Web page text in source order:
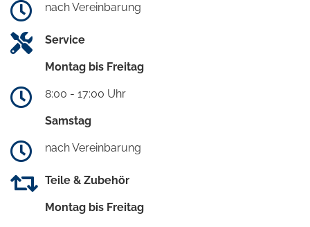
nach Vereinbarung
Service
Montag bis Freitag
8:00 - 17:00 Uhr
Samstag
nach Vereinbarung
Teile & Zubehör
Montag bis Freitag